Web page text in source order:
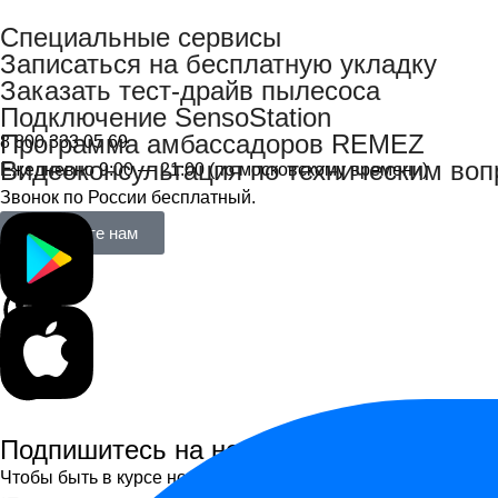
8 800 333 05 69
Ежедневно 9:00 — 21:00 (по московскому времени)
Звонок по России бесплатный.
Напишите нам
Подпишитесь на новости
Чтобы быть в курсе новинок, получать персональные
Специальные сервисы
Записаться на бесплатную укладку
Заказать тест-драйв пылесоса
Подключение SensoStation
Программа амбассадоров REMEZ
Видеоконсультация по техническим